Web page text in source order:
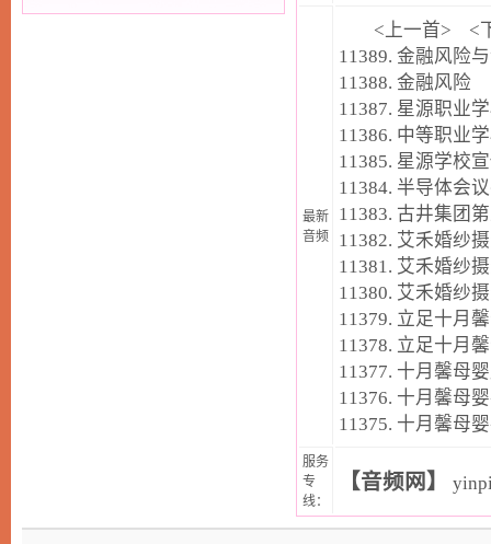
最新
音频
<上一首> <
11389. 金融风险
11388. 金融风险
11387. 星源职业
11386. 中等职业
11385. 星源学校
11384. 半导体会
11383. 古井集团
11382. 艾禾婚纱
11381. 艾禾婚纱
11380. 艾禾婚纱
11379. 立足十月
11378. 立足十月
11377. 十月馨母
11376. 十月馨母
11375. 十月馨母
服务
专
线：
【音频网】